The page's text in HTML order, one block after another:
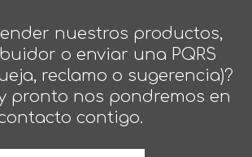
nuestros productos,
o enviar una PQRS
reclamo o sugerencia)?
pronto nos pondremos en
contigo.